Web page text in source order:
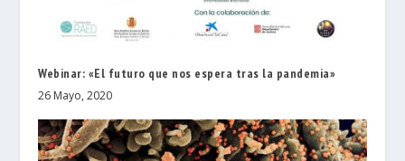
Webinar: «El futuro que nos espera tras la pandemia»
26 Mayo, 2020